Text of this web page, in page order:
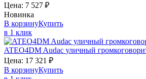
Цена: 7 527 ₽
Новинка
В корзинуКупить
в 1 клик
ATEO4DM Audac уличный
Цена: 17 321 ₽
В корзинуКупить